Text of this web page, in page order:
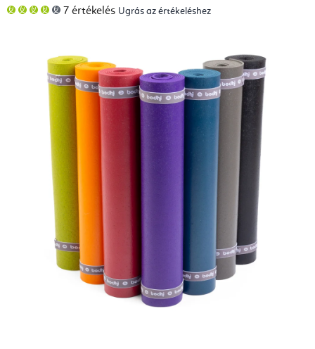
A
termék
4,4
csillag.
7 értékelés Ugrás az értékeléshez